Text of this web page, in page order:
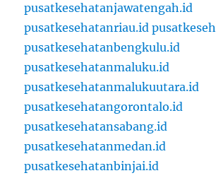
pusatkesehatanjawatengah.id
pusatkesehatanriau.id
pusatkesehatanbengkulu.id
pusatkesehatanmaluku.id
pusatkesehatanmalukuutara.id
pusatkesehatangorontalo.id
pusatkesehatansabang.id
pusatkesehatanmedan.id
pusatkesehatanbinjai.id